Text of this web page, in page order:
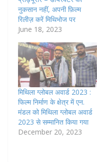
नुकसान नहीं, अपनी फ़िल्म
रिलीज़ करें मिथिभोज पर
June 18, 2023
मिथिला ग्लोबल अवार्ड 2023 :
फिल्म निर्माण के क्षेत्र में एन.
मंडल को मिथिला ग्लोबल अवार्ड
2023 से सम्मानित किया गया
December 20, 2023